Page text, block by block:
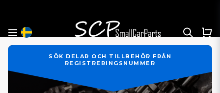
SÖK DELAR OCH TILLBEHÖR FRÅN
REGISTRERINGSNUMMER